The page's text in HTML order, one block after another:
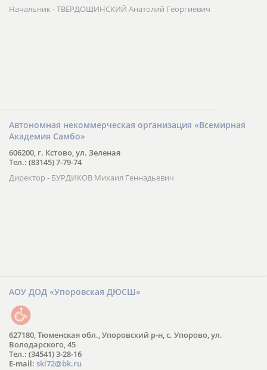
Начальник - ТВЕРДОШИНСКИЙ Анатолий Георгиевич
Автономная некоммерческая организация «Всемирная
Академия Самбо»
606200, г. Кстово, ул. Зеленая
Тел.: (83145) 7-79-74
Директор - БУРДИКОВ Михаил Геннадьевич
АОУ ДОД «Упоровская ДЮСШ»
627180, Тюменская обл., Упоровский р-н, с. Упорово, ул.
Володарского, 45
Тел.: (34541) 3-28-16
E-mail: ski72@bk.ru